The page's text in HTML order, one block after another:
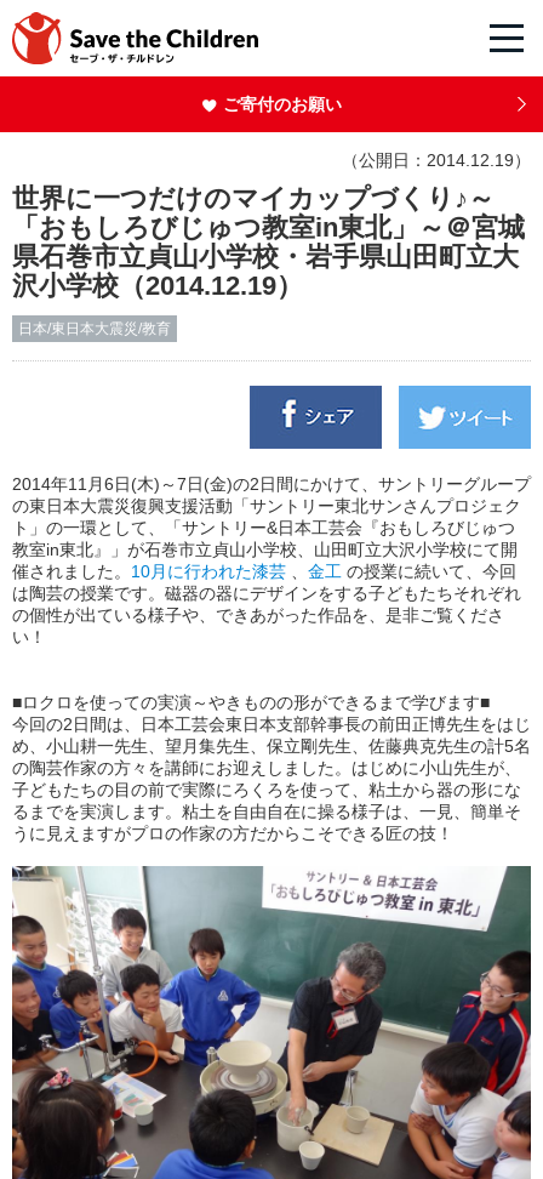
ご寄付のお願い
（公開日：2014.12.19）
世界に一つだけのマイカップづくり♪～
「おもしろびじゅつ教室in東北」～＠宮城
県石巻市立貞山小学校・岩手県山田町立大
沢小学校（2014.12.19）
日本/東日本大震災/教育
2014年11月6日(木)～7日(金)の2日間にかけて、サントリーグループ
の東日本大震災復興支援活動「サントリー東北サンさんプロジェク
ト」の一環として、「サントリー&日本工芸会『おもしろびじゅつ
教室in東北』」が石巻市立貞山小学校、山田町立大沢小学校にて開
催されました。 10月に行われた漆芸 金工 の授業に続いて、今回
は陶芸の授業です。磁器の器にデザインをする子どもたちそれぞれ
の個性が出ている様子や、できあがった作品を、是非ご覧くださ
い！
■ロクロを使っての実演～やきものの形ができるまで学びます■
今回の2日間は、日本工芸会東日本支部幹事長の前田正博先生をはじ
め、小山耕一先生、望月集先生、保立剛先生、佐藤典克先生の計5名
の陶芸作家の方々を講師にお迎えしました。はじめに小山先生が、
子どもたちの目の前で実際にろくろを使って、粘土から器の形にな
るまでを実演します。粘土を自由自在に操る様子は、一見、簡単そ
うに見えますがプロの作家の方だからこそできる匠の技！